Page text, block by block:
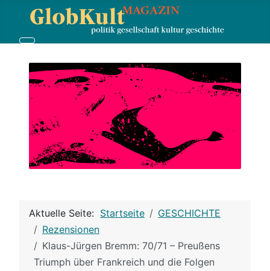
Aktuelle Seite: Startseite
GESCHICHTE
Rezensionen
Klaus-Jürgen Bremm: 70/71 – Preußens
Triumph über Frankreich und die Folgen